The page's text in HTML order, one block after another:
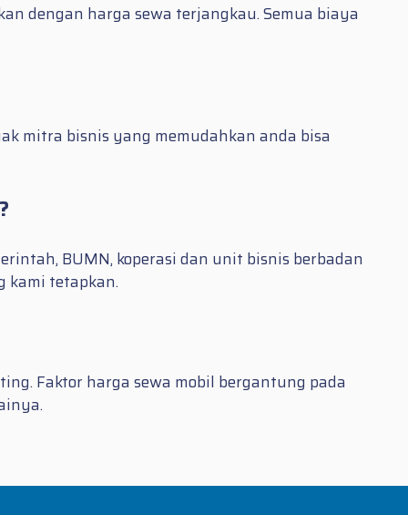
dengan harga sewa terjangkau. Semua biaya
mitra bisnis yang memudahkan anda bisa
BUMN, koperasi dan unit bisnis berbadan
kami tetapkan.
Faktor harga sewa mobil bergantung pada